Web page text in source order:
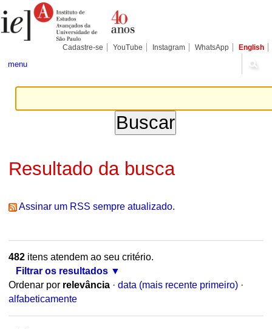
para
conteúdo.
Pessoais
Cadastre-se YouTube Instagram WhatsApp English
menu
Resultado da busca
Assinar um RSS sempre atualizado.
482itens atendem ao seu critério.
Filtrar os resultados
Ordenar por relevância · data (mais recente primeiro) ·
alfabeticamente